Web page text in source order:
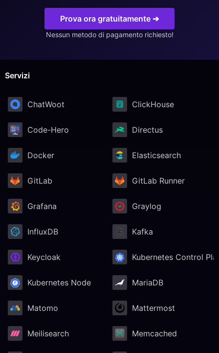
Prova ora gratuitamente ➔
Nessun metodo di pagamento richiesto!
Servizi
ChatWoot ClickHouse
Code-Hero Directus
Docker Elasticsearch
GitLab GitLab Runner
Grafana Graylog
InfluxDB Kafka
Keycloak Kubernetes Control
Kubernetes Node MariaDB
Matomo Mattermost
Meilisearch Memcached